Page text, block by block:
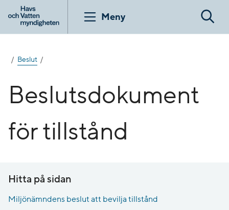
till
innehåll
Meny Sök
Beslut
Beslutsdokument
för tillstånd
Hitta på sidan
Miljönämndens beslut att bevilja tillstånd